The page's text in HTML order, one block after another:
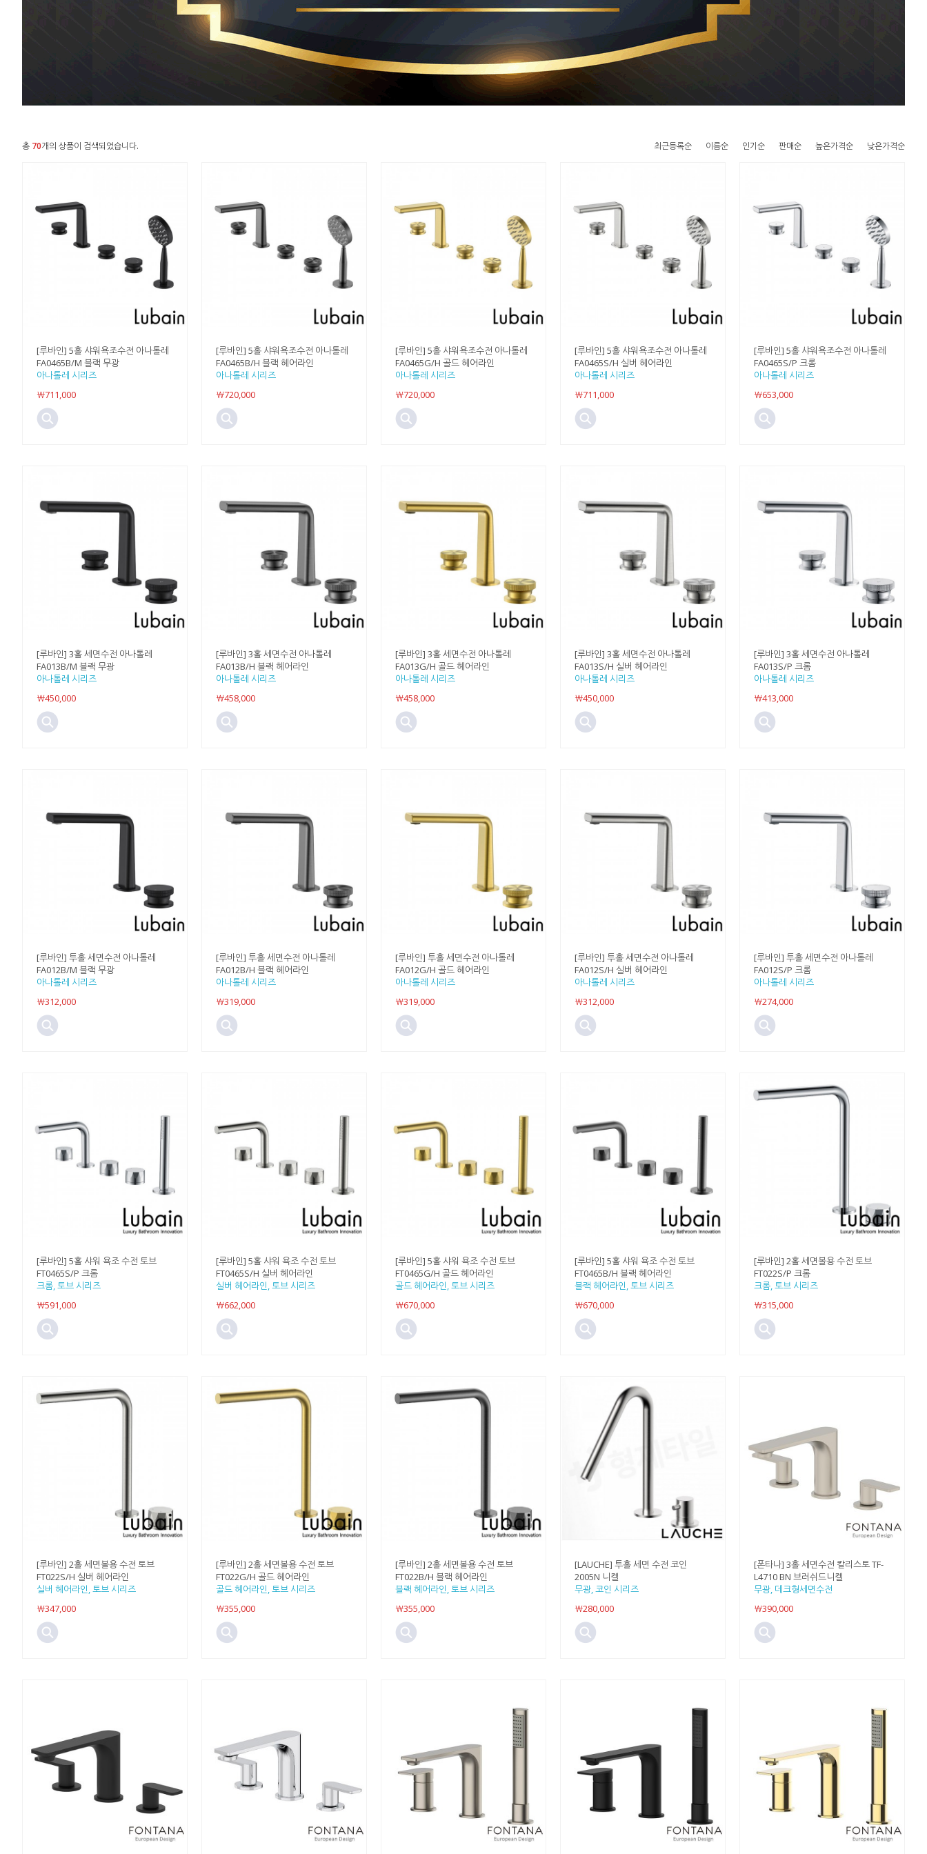
총 70개의 상품이 검색되었습니다. 최근등록순 이름순 인기순 판매순 높은가격순 낮은가격순
[루바인] 5홀 샤워욕조수전 아나톨레
FA0465B/M 블랙 무광
아나톨레 시리즈
￦711,000
[루바인] 5홀 샤워욕조수전 아나톨레
FA0465B/H 블랙 헤어라인
아나톨레 시리즈
￦720,000
[루바인] 5홀 샤워욕조수전 아나톨레
FA0465G/H 골드 헤어라인
아나톨레 시리즈
￦720,000
[루바인] 5홀 샤워욕조수전 아나톨레
FA0465S/H 실버 헤어라인
아나톨레 시리즈
￦711,000
[루바인] 5홀 샤워욕조수전 아나톨레
FA0465S/P 크롬
아나톨레 시리즈
￦653,000
[루바인] 3홀 세면수전 아나톨레
FA013B/M 블랙 무광
아나톨레 시리즈
￦450,000
[루바인] 3홀 세면수전 아나톨레
FA013B/H 블랙 헤어라인
아나톨레 시리즈
￦458,000
[루바인] 3홀 세면수전 아나톨레
FA013G/H 골드 헤어라인
아나톨레 시리즈
￦458,000
[루바인] 3홀 세면수전 아나톨레
FA013S/H 실버 헤어라인
아나톨레 시리즈
￦450,000
[루바인] 3홀 세면수전 아나톨레
FA013S/P 크롬
아나톨레 시리즈
￦413,000
[루바인] 투홀 세면수전 아나톨레
FA012B/M 블랙 무광
아나톨레 시리즈
￦312,000
[루바인] 투홀 세면수전 아나톨레
FA012B/H 블랙 헤어라인
아나톨레 시리즈
￦319,000
[루바인] 투홀 세면수전 아나톨레
FA012G/H 골드 헤어라인
아나톨레 시리즈
￦319,000
[루바인] 투홀 세면수전 아나톨레
FA012S/H 실버 헤어라인
아나톨레 시리즈
￦312,000
[루바인] 투홀 세면수전 아나톨레
FA012S/P 크롬
아나톨레 시리즈
￦274,000
[루바인] 5홀 샤워 욕조 수전 토브
FT0465S/P 크롬
크롬, 토브 시리즈
￦591,000
[루바인] 5홀 샤워 욕조 수전 토브
FT0465S/H 실버 헤어라인
실버 헤어라인, 토브 시리즈
￦662,000
[루바인] 5홀 샤워 욕조 수전 토브
FT0465G/H 골드 헤어라인
골드 헤어라인, 토브 시리즈
￦670,000
[루바인] 5홀 샤워 욕조 수전 토브
FT0465B/H 블랙 헤어라인
블랙 헤어라인, 토브 시리즈
￦670,000
[루바인] 2홀 세면볼용 수전 토브
FT022S/P 크롬
크롬, 토브 시리즈
￦315,000
[루바인] 2홀 세면볼용 수전 토브
FT022S/H 실버 헤어라인
실버 헤어라인, 토브 시리즈
￦347,000
[루바인] 2홀 세면볼용 수전 토브
FT022G/H 골드 헤어라인
골드 헤어라인, 토브 시리즈
￦355,000
[루바인] 2홀 세면볼용 수전 토브
FT022B/H 블랙 헤어라인
블랙 헤어라인, 토브 시리즈
￦355,000
[LAUCHE] 투홀 세면 수전 코인
2005N 니켈
무광, 코인 시리즈
￦280,000
[폰타나] 3홀 세면수전 칼리스토 TF-
L4710 BN 브러쉬드니켈
무광, 데크형세면수전
￦390,000